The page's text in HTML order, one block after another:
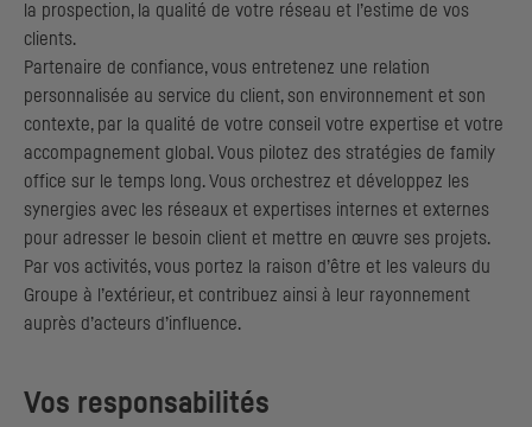
la prospection, la qualité de votre réseau et l’estime de vos
clients.
Partenaire de confiance, vous entretenez une relation
personnalisée au service du client, son environnement et son
contexte, par la qualité de votre conseil votre expertise et votre
accompagnement global. Vous pilotez des stratégies de family
office sur le temps long. Vous orchestrez et développez les
synergies avec les réseaux et expertises internes et externes
pour adresser le besoin client et mettre en œuvre ses projets.
Par vos activités, vous portez la raison d’être et les valeurs du
Groupe à l’extérieur, et contribuez ainsi à leur rayonnement
auprès d’acteurs d’influence.
Vos responsabilités